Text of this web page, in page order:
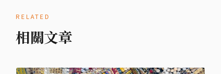
RELATED
相關文章